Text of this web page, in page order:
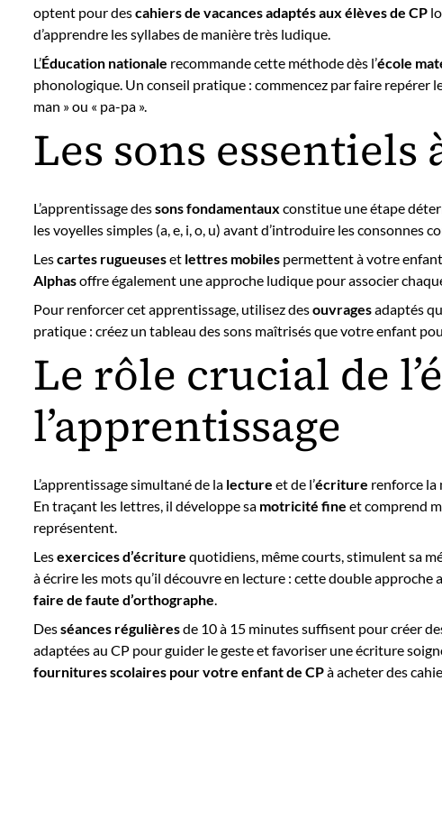
optent pour descahiers de vacances adaptés aux élèves de CP
d’apprendre les syllabes de manière très ludique.
L’Éducation nationale recommande cette méthode dès l’école
phonologique. Un conseil pratique : commencez par faire repérer
man » ou « pa-pa ».
Les sons
L’apprentissage dessons fondamentaux constitue une étape
les voyelles simples (a, e, i, o, u) avant d’introduire les consonnes
Lescartes rugueuseset lettres mobiles permettent à votre
Alphasoffre également une approche ludique pour associer
Pour renforcer cet apprentissage, utilisez desouvragesadaptés
pratique : créez un tableau des sons maîtrisés que votre enfant
Le rôle crucial de
l’apprentissage
L’apprentissage simultané de la lecture et de l’écriture renforce la
En traçant les lettres, il développe sa motricité fine et comprend
représentent.
Lesexercices d’écriture quotidiens, même courts, stimulent sa
à écrire les mots qu’il découvre en lecture : cette double approche
faire de faute d’orthographe
Desséances régulièresde 10 à 15 minutes suffisent pour créer
adaptées au CP pour guider le geste et favoriser une écriture
fournitures scolaires pour votre enfant de CPà acheter des